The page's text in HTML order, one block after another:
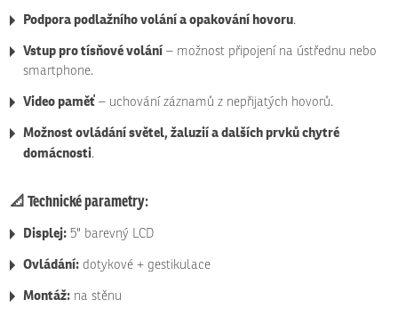
Podpora podlažního volání a opakování hovoru.
Vstup pro tísňové volání – možnost připojení na ústřednu nebo
smartphone.
Video paměť – uchování záznamů z nepřijatých hovorů.
Možnost ovládání světel, žaluzií a dalších prvků chytré
domácnosti.
📐Technické parametry:
Displej: 5" barevný LCD
Ovládání: dotykové + gestikulace
Montáž: na stěnu